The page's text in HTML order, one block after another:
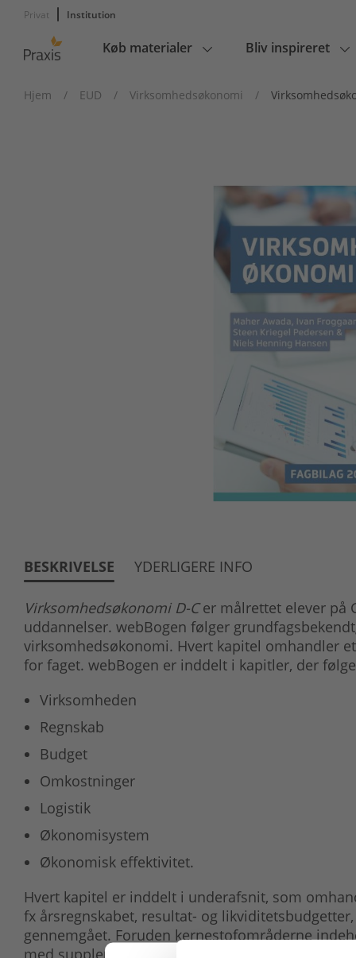
Privat Institution
Main
Køb materialer Bliv inspireret
Hjem / EUD / Virksomhedsøkonomi /
BESKRIVELSE YDERLIGERE INFO
Virksomhedsøkonomi D-Cer målrettet elever på
uddannelser. webBogen følger
virksomhedsøkonomi. Hvert kapitel omhandler
for faget. webBogen er inddelt i kapitler, der
Virksomheden
Regnskab
Budget
Omkostninger
Logistik
Økonomisystem
Økonomisk effektivitet.
Hvert kapitel er inddelt i underafsnit, som
fx årsregnskabet, resultat- og
gennemgået. Foruden kernestofområderne
med supplerende stof, der uddyber og